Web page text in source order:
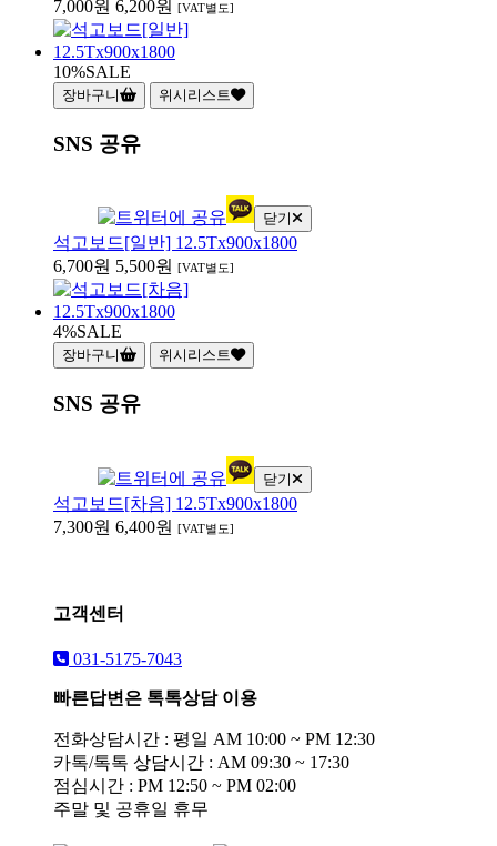
7,000원 6,200원 [VAT별도]
10%SALE
장바구니 위시리스트
SNS 공유
닫기
석고보드[일반] 12.5Tx900x1800
6,700원 5,500원 [VAT별도]
4%SALE
장바구니 위시리스트
SNS 공유
닫기
석고보드[차음] 12.5Tx900x1800
7,300원 6,400원 [VAT별도]
고객센터
031-5175-7043
빠른답변은 톡톡상담 이용
전화상담시간 : 평일 AM 10:00 ~ PM 12:30
카톡/톡톡 상담시간 : AM 09:30 ~ 17:30
점심시간 : PM 12:50 ~ PM 02:00
주말 및 공휴일 휴무